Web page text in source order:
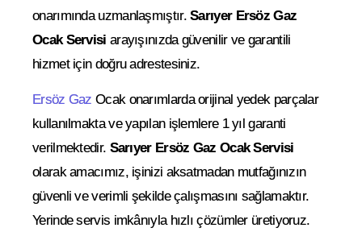
onarımında uzmanlaşmıştır.Sarıyer Ersöz Gaz
Ocak Servisi arayışınızda güvenilir ve garantili
hizmet için doğru adrestesiniz.
Ersöz Gaz Ocak onarımlarda orijinal yedek parçalar
kullanılmakta ve yapılan işlemlere 1 yıl garanti
verilmektedir. Sarıyer Ersöz Gaz Ocak Servisi
olarak amacımız, işinizi aksatmadan mutfağınızın
güvenli ve verimli şekilde çalışmasını sağlamaktır.
Yerinde servis imkânıyla hızlı çözümler üretiyoruz.